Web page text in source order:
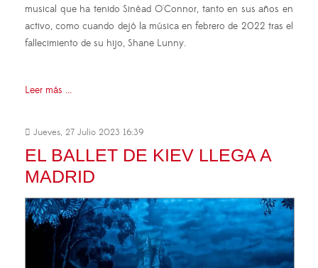
musical que ha tenido Sinéad O'Connor, tanto en sus años en
activo, como cuando dejó la música en febrero de 2022 tras el
fallecimiento de su hijo, Shane Lunny.
Leer más ...
Jueves, 27 Julio 2023 16:39
EL BALLET DE KIEV LLEGA A
MADRID